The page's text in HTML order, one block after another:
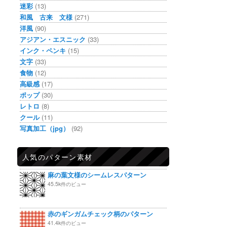
迷彩 (13)
和風 古来 文様 (271)
洋風 (90)
アジアン・エスニック (33)
インク・ペンキ (15)
文字 (33)
食物 (12)
高級感 (17)
ポップ(30)
レトロ (8)
クール(11)
写真加工（jpg）
(92)
人気のパターン素材
麻の葉文様のシームレスパターン
45.5k件のビュー
赤のギンガムチェック柄のパターン
41.4k件のビュー